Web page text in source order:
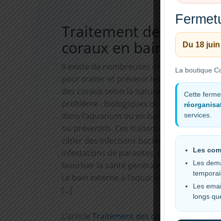
Traitement des
coraux en bain – DIP
Il existe de nombreuses méthodes
pour traiter et prévenir les maladies
des coraux selon la nature du
problème : biologiques ou chimiques,
dans l’aquarium ou en bains, curatifs
ou préventifs. Ces traitements peuvent
cibler des infections bactériennes, des
infestations de parasites, ou encore
favoriser la santé générale des coraux.
Le bain externe à l’aquarium présente
[…]
L’article Traitement des coraux en bain
Du 18
La boutique
Cette
services.
Les
Les
Les
longs